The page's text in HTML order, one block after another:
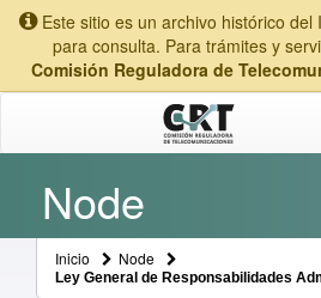
Este sitio es un archivo histórico del
para consulta. Para trámites y
Comisión Reguladora de
Node
Inicio Node
Ley General de Responsabilidades